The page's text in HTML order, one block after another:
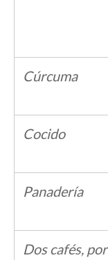
Cúrcuma
Cocido
Panadería
Dos cafés, por